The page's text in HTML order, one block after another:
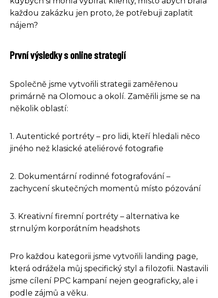
každou zakázku jen proto, že potřebuji zaplatit
nájem?
První výsledky s online strategií
Společně jsme vytvořili strategii zaměřenou
primárně na Olomouc a okolí. Zaměřili jsme se na
několik oblastí:
1. Autentické portréty – pro lidi, kteří hledali něco
jiného než klasické ateliérové fotografie
2. Dokumentární rodinné fotografování –
zachycení skutečných momentů místo pózování
3. Kreativní firemní portréty – alternativa ke
strnulým korporátním headshots
Pro každou kategorii jsme vytvořili landing page,
která odrážela můj specifický styl a filozofii. Nastavili
jsme cílení PPC kampaní nejen geograficky, ale i
podle zájmů a věku.